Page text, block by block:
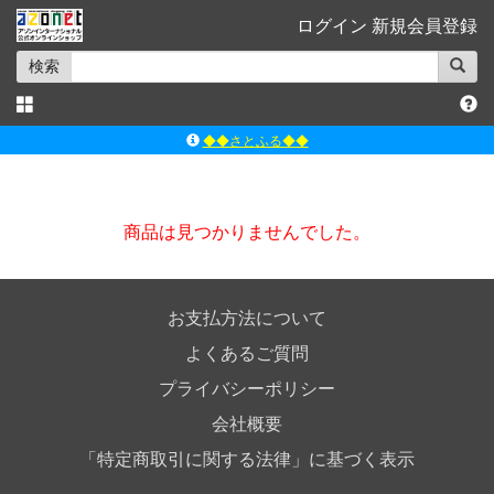
ログイン 新規会員登録
検索
◆◆さとふる◆◆
ｱｿﾞﾝｵﾝﾗｲﾝｼｮｯﾌﾟX
商品は見つかりませんでした。
お支払方法について
よくあるご質問
プライバシーポリシー
会社概要
「特定商取引に関する法律」に基づく表示